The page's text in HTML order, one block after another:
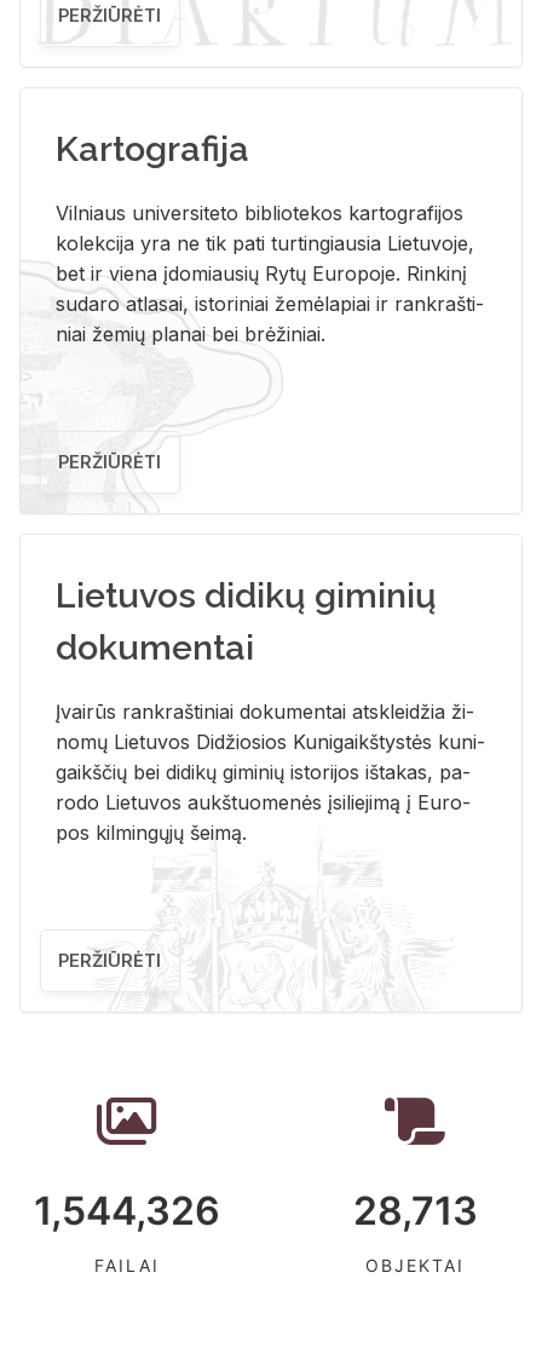
PERŽIŪRĖTI
Kartografija
Vil­niaus uni­ver­si­te­to bi­b­lio­te­kos kar­to­gra­fi­jos
ko­lek­ci­ja yra ne tik pati tur­tin­giau­sia Lie­tu­vo­je,
bet ir vie­na įdo­miau­sių Rytų Eu­ro­po­je. Rin­ki­nį
su­da­ro at­la­sai, is­to­ri­niai že­mė­la­piai ir rank­raš­ti­
niai že­mių pla­nai bei brė­ži­niai.
PERŽIŪRĖTI
Lietuvos didikų giminių
dokumentai
Įvai­rūs rank­raš­ti­niai do­ku­men­tai at­sklei­džia ži­
no­mų Lie­tu­vos Di­džio­sios Ku­ni­gaikš­tys­tės ku­ni­
gaikš­čių bei di­di­kų gi­mi­nių is­to­ri­jos iš­ta­kas, pa­
ro­do Lie­tu­vos aukš­tuo­me­nės įsi­lie­ji­mą į Eu­ro­
pos kil­min­gų­jų šei­mą.
PERŽIŪRĖTI
1,544,326
FAILAI
28,713
OBJEKTAI